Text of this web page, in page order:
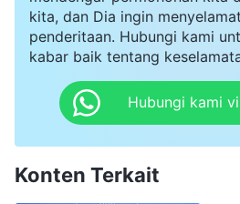
kita, dan Dia ingin
penderitaan. Hubungi kami
kabar baik tentang
Hubungi kami
Konten Terkait